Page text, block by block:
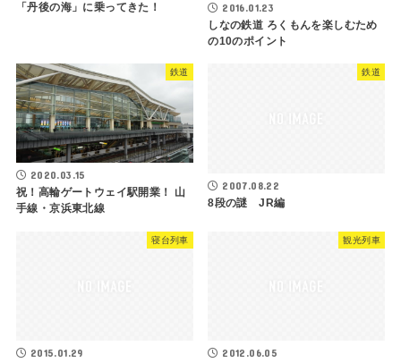
「丹後の海」に乗ってきた！
2016.01.23
しなの鉄道 ろくもんを楽しむため
の10のポイント
鉄道
2020.03.15
祝！高輪ゲートウェイ駅開業！ 山
手線・京浜東北線
鉄道
2007.08.22
8段の謎 JR編
寝台列車
2015.01.29
観光列車
2012.06.05